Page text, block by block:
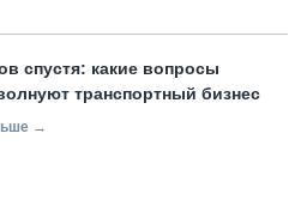
спустя: какие вопросы
транспортный бизнес
→